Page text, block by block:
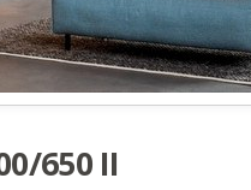
650 II